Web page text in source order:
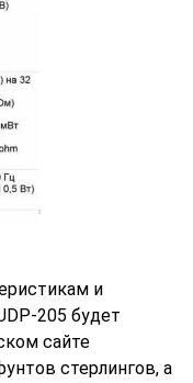
и
205 будет
сайте
стерлингов, а